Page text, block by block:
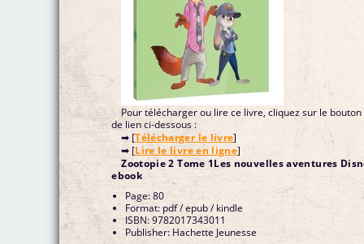
Pour télécharger ou lire ce livre, cliquez sur le bouton
de lien ci-dessous :
➡ [Télécharger le livre]
➡ [Lire le livre en ligne]
Zootopie 2 Tome 1Les nouvelles aventures
ebook
Page: 80
Format: pdf / epub / kindle
ISBN: 9782017343011
Publisher: Hachette Jeunesse